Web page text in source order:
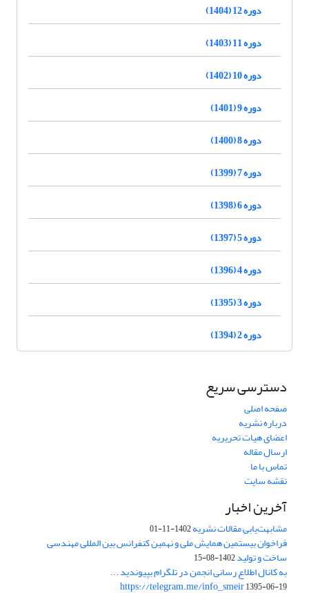
دوره 12 (1404)
دوره 11 (1403)
دوره 10 (1402)
دوره 9 (1401)
دوره 8 (1400)
دوره 7 (1399)
دوره 6 (1398)
دوره 5 (1397)
دوره 4 (1396)
دوره 3 (1395)
دوره 2 (1394)
دسترسی سریع
صفحه اصلی
درباره نشریه
اعضای هیات تحریریه
ارسال مقاله
تماس با ما
نقشه سایت
آخرین اخبار
مشابهت‌یابی مقالات نشریه1402-11-01
فراخوان بیستمین همایش ملی و نهمین کنفرانس بین المللی مهندسی
ساخت و تولید1402-08-15
به کانال اطلاع رسانی انجمن در تلگرام بپیوندید ...
https://telegram.me/info_smeir1395-06-19